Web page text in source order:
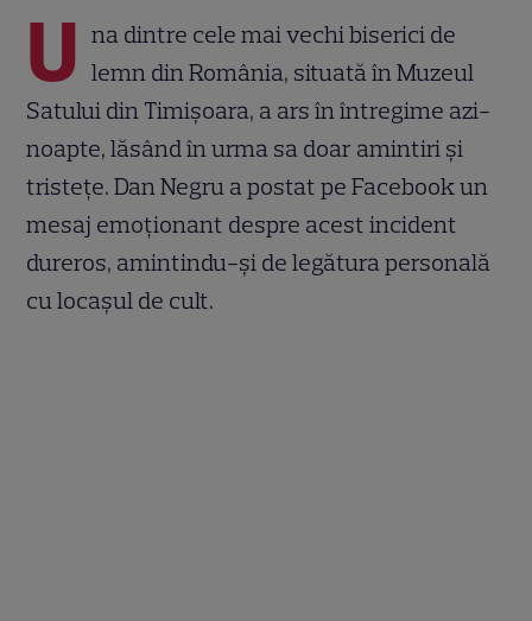
U na dintre cele mai vechi biserici de
lemn din România, situată în Muzeul
Satului din Timișoara, a ars în întregime azi-
noapte, lăsând în urma sa doar amintiri și
tristețe. Dan Negru a postat pe Facebook un
mesaj emoționant despre acest incident
dureros, amintindu-și de legătura personală
cu locașul de cult.